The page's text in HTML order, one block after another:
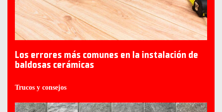
Los errores más comunes en la instalación de
baldosas cerámicas
Trucos y consejos